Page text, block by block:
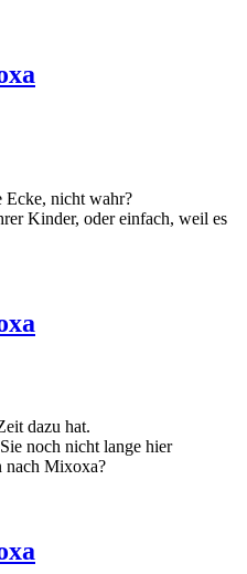
Ecke, nicht wahr?
Kinder, oder einfach, weil es
dazu hat.
noch nicht lange hier
nach Mixoxa?